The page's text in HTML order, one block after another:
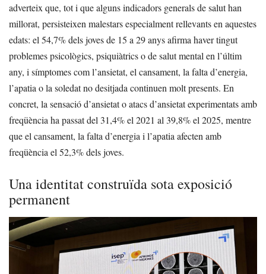
adverteix que, tot i que alguns indicadors generals de salut han
millorat, persisteixen malestars especialment rellevants en aquestes
edats: el 54,7% dels joves de 15 a 29 anys afirma haver tingut
problemes psicològics, psiquiàtrics o de salut mental en l’últim
any, i símptomes com l’ansietat, el cansament, la falta d’energia,
l’apatia o la soledat no desitjada continuen molt presents. En
concret, la sensació d’ansietat o atacs d’ansietat experimentats amb
freqüència ha passat del 31,4% el 2021 al 39,8% el 2025, mentre
que el cansament, la falta d’energia i l’apatia afecten amb
freqüència el 52,3% dels joves.
Una identitat construïda sota exposició
permanent